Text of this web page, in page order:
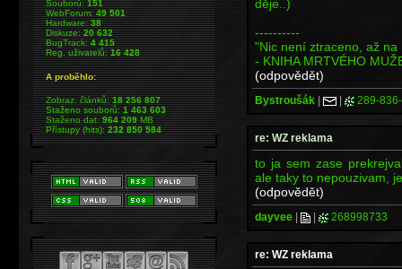
děje..)
----------
"Nic není ztraceno, až na
- KNIHA MRTVÉHO
(odpovědět)
Bystroušák | | 289-
re: WZ reklama
to ja sem zase
ale taky to nepouzivam,
(odpovědět)
dayvee | | 268998733
re: WZ reklama
Souborů:151
WebForum:49 501
Hardware:38
Diskuze:20 632
BugTrack:4 415
Reg. uživatelů:16 428
A proběhlo:
Zobraz. článků:18 256 807
Staženo souborů:1 463 603
Staženo dat:964 209MB
Přístupy (hits):232 850 584